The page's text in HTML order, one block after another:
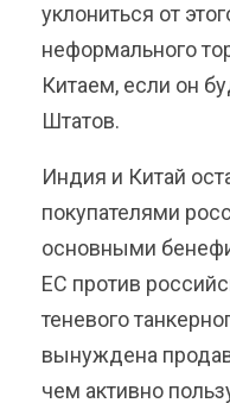
уклониться от
неформального
Китаем, если он
Штатов.
Индия и Китай
покупателями
основными
ЕС против
теневого
вынуждена
чем активно